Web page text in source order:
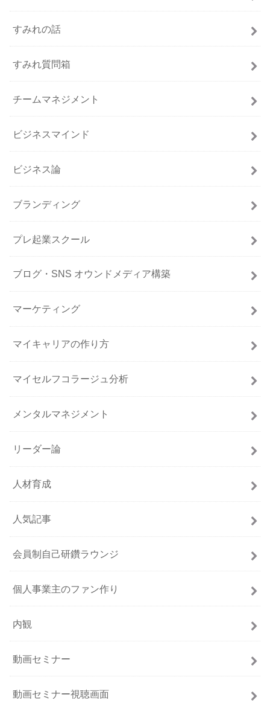
すみれの話
すみれ質問箱
チームマネジメント
ビジネスマインド
ビジネス論
ブランディング
プレ起業スクール
ブログ・SNS オウンドメディア構築
マーケティング
マイキャリアの作り方
マイセルフコラージュ分析
メンタルマネジメント
リーダー論
人材育成
人気記事
会員制自己研鑽ラウンジ
個人事業主のファン作り
内観
動画セミナー
動画セミナー視聴画面